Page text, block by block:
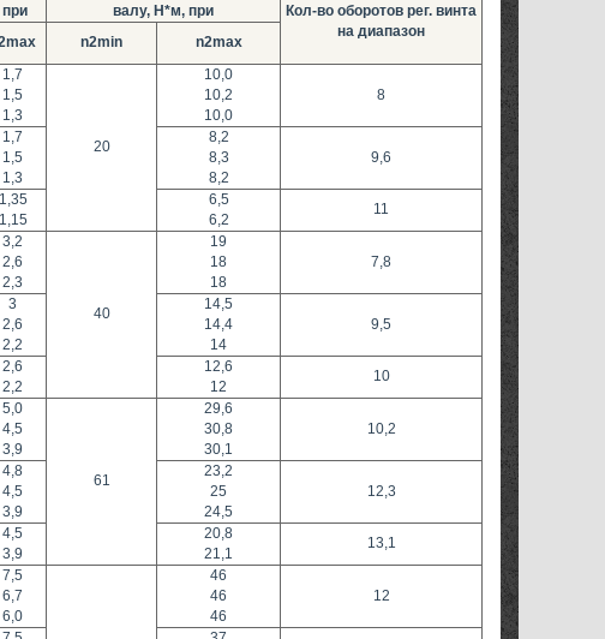
валу, Н*м, при
Кол-во оборотов рег. винта
на диапазон
n2min n2max
1,7
1,5
1,3
20
10,0
10,2
10,0
8
1,7
1,5
1,3
8,2
8,3
8,2
9,6
1,35
1,15
6,5
6,2
11
3,2
2,6
2,3
40
19
18
18
7,8
3
2,6
2,2
14,5
14,4
14
9,5
2,6
2,2
12,6
12
10
5,0
4,5
3,9
61
29,6
30,8
30,1
10,2
4,8
4,5
3,9
23,2
25
24,5
12,3
4,5
3,9
20,8
21,1
13,1
7,5
6,7
6,0
46
46
46
12